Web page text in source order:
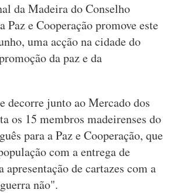
da Madeira do Conselho
Paz e Cooperação promove este
uma acção na cidade do
da paz e da
decorre junto ao Mercado dos
os 15 membros madeirenses do
para a Paz e Cooperação, que
com a entrega de
apresentação de cartazes com a
não".